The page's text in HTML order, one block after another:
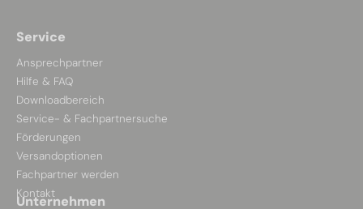
Service
Ansprechpartner
Hilfe & FAQ
Downloadbereich
Service- & Fachpartnersuche
Förderungen
Versandoptionen
Fachpartner werden
Kontakt
Unternehmen